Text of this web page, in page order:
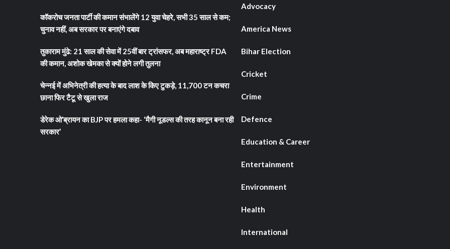
कॉकरोच जनता पार्टी की कमान संभालेंगे 12 युवा चेहरे, सभी 35 साल से कम;
चुनाव नहीं, अब सरकार पर बनाएंगे दबाव
तुकाराम मुंढे: 21 साल की सेवा में 25वीं बार ट्रांसफर, अब महाराष्ट्र FDA
की कमान, अशोक खेमका से क्यों होने लगी तुलना
चेन्नई में अभिनेत्री की हत्या के बाद लाश के किए टुकड़े, 11,700 टन कचरा
छाना फिर टैटू से खुला राज
डेरेक ओ’ब्रायन का BJP पर हमला कहा- ‘मैगी नूडल्स की तरह कानून बना रही
सरकार’
Advocacy
America News
Bihar Election
Cricket
Crime
Defence
Education & Career
Entertainment
Environment
Health
International